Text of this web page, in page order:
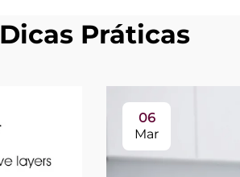
Dicas Práticas
06
Mar